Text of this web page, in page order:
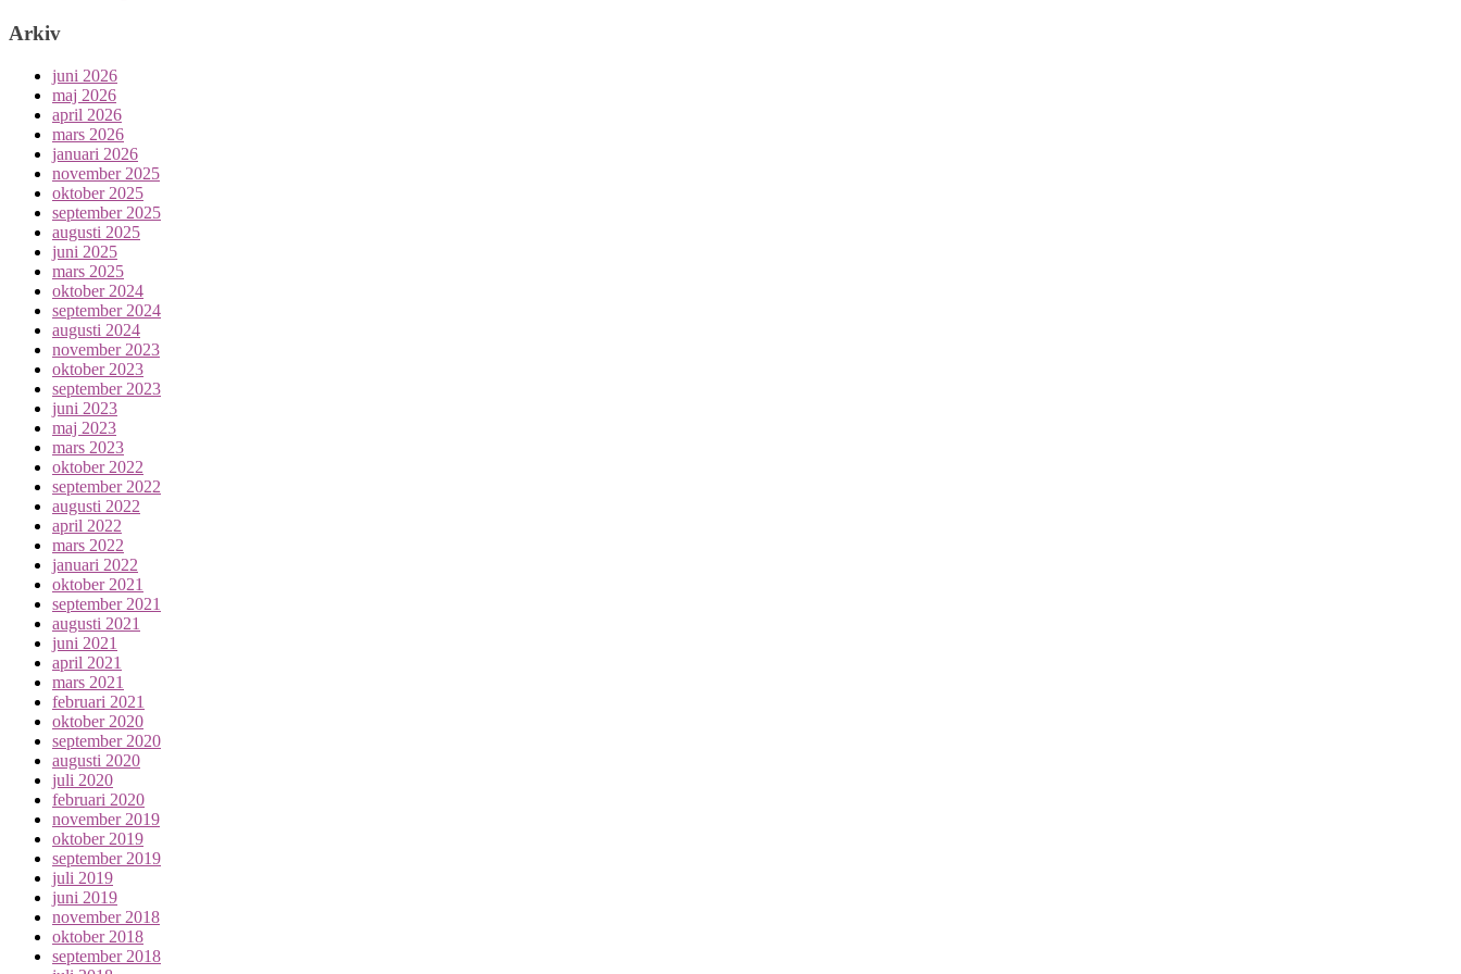
Arkiv
juni 2026
maj 2026
april 2026
mars 2026
januari 2026
november 2025
oktober 2025
september 2025
augusti 2025
juni 2025
mars 2025
oktober 2024
september 2024
augusti 2024
november 2023
oktober 2023
september 2023
juni 2023
maj 2023
mars 2023
oktober 2022
september 2022
augusti 2022
april 2022
mars 2022
januari 2022
oktober 2021
september 2021
augusti 2021
juni 2021
april 2021
mars 2021
februari 2021
oktober 2020
september 2020
augusti 2020
juli 2020
februari 2020
november 2019
oktober 2019
september 2019
juli 2019
juni 2019
november 2018
oktober 2018
september 2018